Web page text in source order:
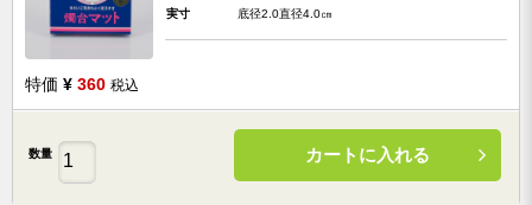
実寸
底径2.0直径4.0㎝
特価 ¥ 360 税込
数量 カートに入れる